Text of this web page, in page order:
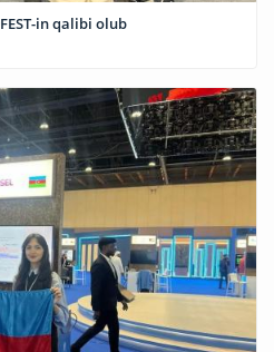
in qalibi olub